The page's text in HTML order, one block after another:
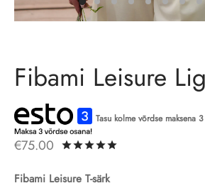
Fibami Leisure
Tasu kolme võrdse maksena
€75.00
Fibami Leisure T-särk